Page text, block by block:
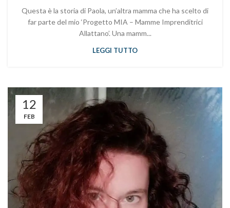
Questa è la storia di Paola, un’altra mamma che ha scelto di
far parte del mio ‘Progetto MIA – Mamme Imprenditrici
Allattano’. Una mamm...
LEGGI TUTTO
12
FEB